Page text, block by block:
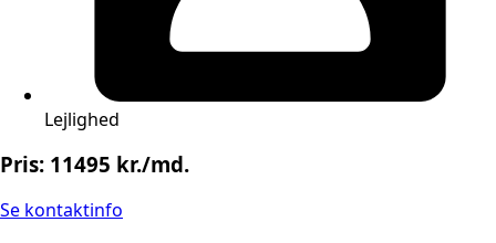
Lejlighed
Pris: 11495 kr./md.
Se kontaktinfo